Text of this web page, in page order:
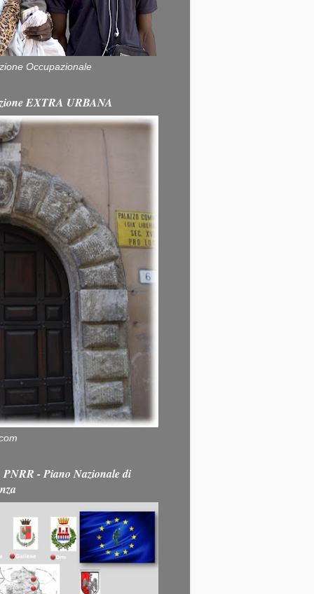
Occupazionale
EXTRA URBANA
- Piano Nazionale di